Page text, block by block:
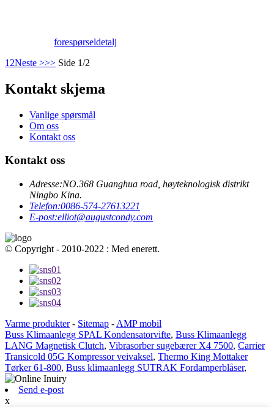
forespørseldetalj
1 2Neste >>> Side 1/2
Kontakt skjema
Vanlige spørsmål
Om oss
Kontakt oss
Kontakt oss
Adresse:NO.368 Guanghua road, høyteknologisk distrikt
Ningbo Kina.
Telefon:0086-574-27613221
E-post:elliot@augustcondy.com
© Copyright - 2010-2022 : Med enerett.
Varme produkter- Sitemap - AMP mobil
Buss Klimaanlegg SPAL Kondensatorvifte, Buss Klimaanlegg
LANG Magnetisk Clutch, Vibrasorber sugebærer X4 7500, Carrier
Transicold 05G Kompressor veivaksel, Thermo King Mottaker
Tørker 61-800, Buss klimaanlegg SUTRAK Fordamperblåser,
Send e-post
x